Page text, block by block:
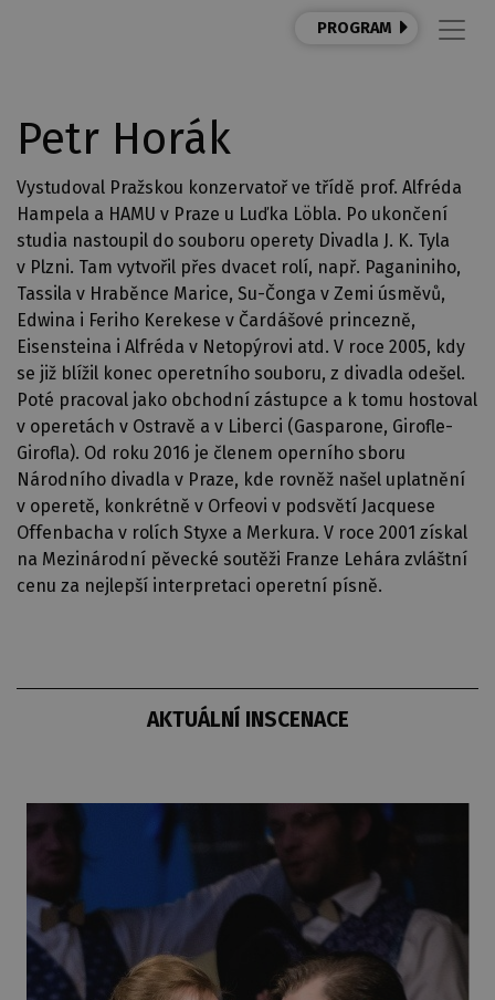
PROGRAM
Petr Horák
Vystudoval Pražskou konzervatoř ve třídě prof. Alfréda
Hampela a HAMU v Praze u Luďka Löbla. Po ukončení
studia nastoupil do souboru operety Divadla J. K. Tyla
v Plzni. Tam vytvořil přes dvacet rolí, např. Paganiniho,
Tassila v Hraběnce Marice, Su-Čonga v Zemi úsměvů,
Edwina i Feriho Kerekese v Čardášové princezně,
Eisensteina i Alfréda v Netopýrovi atd. V roce 2005, kdy
se již blížil konec operetního souboru, z divadla odešel.
Poté pracoval jako obchodní zástupce a k tomu hostoval
v operetách v Ostravě a v Liberci (Gasparone, Girofle-
Girofla). Od roku 2016 je členem operního sboru
Národního divadla v Praze, kde rovněž našel uplatnění
v operetě, konkrétně v Orfeovi v podsvětí Jacquese
Offenbacha v rolích Styxe a Merkura. V roce 2001 získal
na Mezinárodní pěvecké soutěži Franze Lehára zvláštní
cenu za nejlepší interpretaci operetní písně.
AKTUÁLNÍ INSCENACE